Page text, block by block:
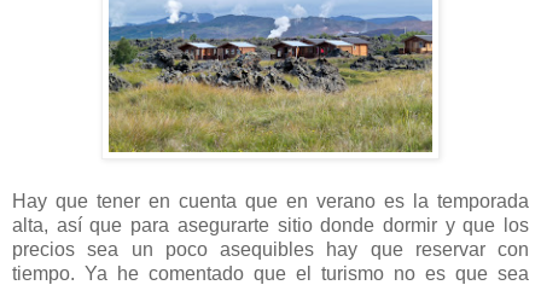
Hay que tener en cuenta que en verano es la temporada
alta, así que para asegurarte sitio donde dormir y que los
precios sea un poco asequibles hay que reservar con
tiempo. Ya he comentado que el turismo no es que sea